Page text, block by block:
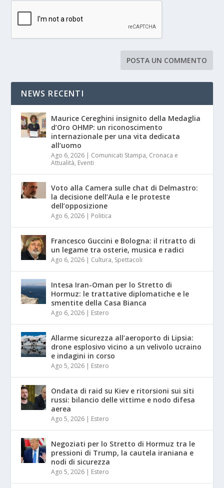
NEWS RECENTI
Maurice Cereghini insignito della Medaglia
d’Oro OHMP: un riconoscimento
internazionale per una vita dedicata
all’uomo
Ago 6, 2026 | Comunicati Stampa, Cronaca e
Attualità, Eventi
Voto alla Camera sulle chat di Delmastro:
la decisione dell’Aula e le proteste
dell’opposizione
Ago 6, 2026 | Politica
Francesco Guccini e Bologna: il ritratto di
un legame tra osterie, musica e radici
Ago 6, 2026 | Cultura, Spettacoli
Intesa Iran-Oman per lo Stretto di
Hormuz: le trattative diplomatiche e le
smentite della Casa Bianca
Ago 6, 2026 | Estero
Allarme sicurezza all’aeroporto di Lipsia:
drone esplosivo vicino a un velivolo ucraino
e indagini in corso
Ago 5, 2026 | Estero
Ondata di raid su Kiev e ritorsioni sui siti
russi: bilancio delle vittime e nodo difesa
aerea
Ago 5, 2026 | Estero
Negoziati per lo Stretto di Hormuz tra le
pressioni di Trump, la cautela iraniana e
nodi di sicurezza
Ago 5, 2026 | Estero